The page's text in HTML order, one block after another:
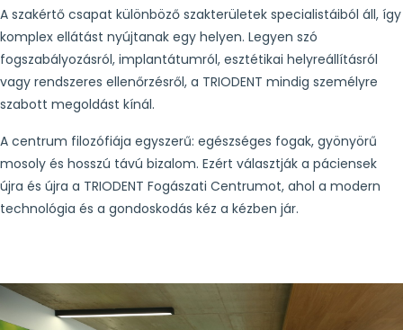
A szakértő csapat különböző szakterületek specialistáiból áll, így
komplex ellátást nyújtanak egy helyen. Legyen szó
fogszabályozásról, implantátumról, esztétikai helyreállításról
vagy rendszeres ellenőrzésről, a TRIODENT mindig személyre
szabott megoldást kínál.
A centrum filozófiája egyszerű: egészséges fogak, gyönyörű
mosoly és hosszú távú bizalom. Ezért választják a páciensek
újra és újra a TRIODENT Fogászati Centrumot, ahol a modern
technológia és a gondoskodás kéz a kézben jár.